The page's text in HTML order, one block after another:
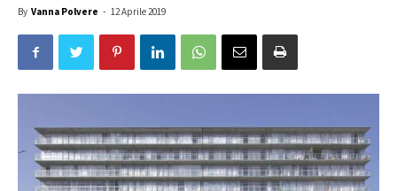
By Vanna Polvere - 12 Aprile 2019